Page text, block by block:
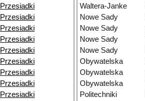
Przesiadki
Przesiadki
Przesiadki
Przesiadki
Przesiadki
Przesiadki
Przesiadki
Przesiadki
Przesiadki
Waltera-Janke
Nowe Sady
Nowe Sady
Nowe Sady
Nowe Sady
Obywatelska
Obywatelska
Obywatelska
Politechniki